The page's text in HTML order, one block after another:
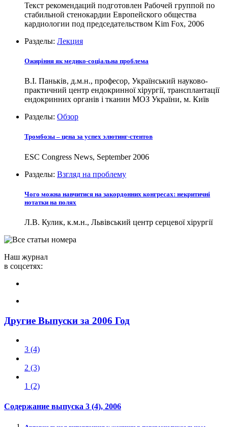
Текст рекомендаций подготовлен Рабочей группой по
стабильной стенокардии Европейского общества
кардиологии под председательством Kim Fox, 2006
Разделы: Лекция
Ожиріння як медико-соціальна проблема
В.І. Паньків, д.м.н., професор, Український науково-
практичний центр ендокринної хірургії, трансплантації
ендокринних органів і тканин МОЗ України, м. Київ
Разделы: Обзор
Тромбозы – цена за успех элютинг-стентов
ESC Congress News, September 2006
Разделы: Взгляд на проблему
Чого можна навчитися на закордонних конгресах: некритичні
нотатки на полях
Л.В. Кулик, к.м.н., Львівський центр серцевої хірургії
Наш журнал
в соцсетях:
Другие Выпуски за 2006 Год
3 (4)
2 (3)
1 (2)
Содержание выпуска 3 (4), 2006